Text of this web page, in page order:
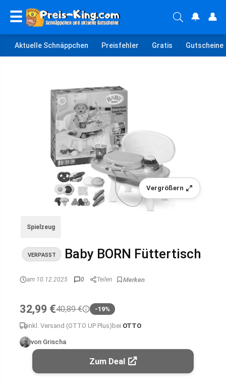
☰ 🔔 👤
Aktuelle Schnäppchen Preisfehler Gratis Gutscheine
Vergrößern
Spielzeug
VERPASST Baby BORN Füttertisch
am 10.12.2025 0 Teilen
32,99 €40,89 € -19%
inkl. Versand (OTTO UP Plus) bei OTTO
von Grischa
Zum Deal